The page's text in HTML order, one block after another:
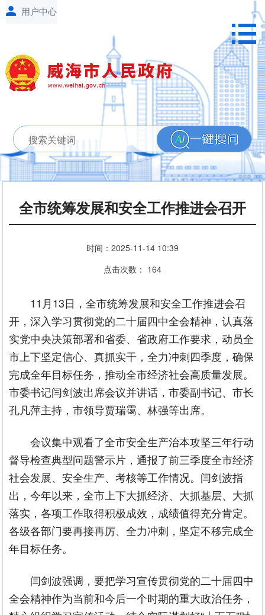
全市统筹发展和安全工作推进会召开
时间： 2025-11-14 10:39
点击次数： 164
11月13日，全市统筹发展和安全工作推进会召
开，深入学习贯彻党的二十届四中全会精神，认真落
实党中央决策部署和省委、省政府工作要求，动员全
市上下坚定信心、真抓实干，全力冲刺四季度，确保
完成全年目标任务，推动全市经济社会高质量发展。
市委书记闫剑波出席会议并讲话，市委副书记、市长
孔凡萍主持，市领导贾瑞霭、林强等出席。
会议集中观看了全市安全生产治本攻坚三年行动
督导检查典型问题警示片，通报了前三季度全市经济
社会发展、安全生产、考核等工作情况。闫剑波指
出，今年以来，全市上下大抓经济、大抓基层、大抓
落实，各项工作取得积极成效，成绩值得充分肯定。
各级各部门要再接再厉、全力冲刺，坚定不移完成全
年目标任务。
闫剑波强调，要把学习宣传贯彻党的二十届四中
全会精神作为当前和今后一个时期的重大政治任务，